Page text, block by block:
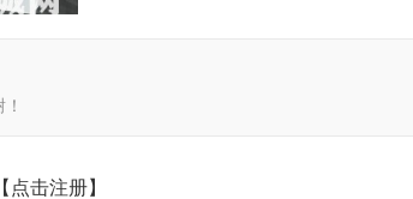
【点击注册】